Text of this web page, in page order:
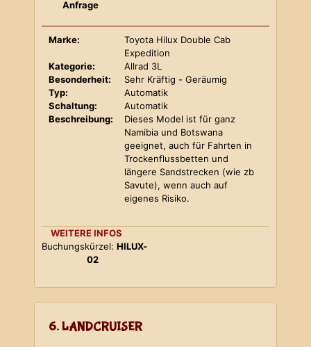
Anfrage
Marke:
Toyota Hilux Double Cab
Expedition
Kategorie:
Allrad 3L
Besonderheit:
Sehr Kräftig - Geräumig
Typ:
Automatik
Schaltung:
Automatik
Beschreibung:
Dieses Model ist für ganz
Namibia und Botswana
geeignet, auch für Fahrten in
Trockenflussbetten und
längere Sandstrecken (wie zb
Savute), wenn auch auf
eigenes Risiko.
WEITERE INFOS
Buchungskürzel: HILUX-
02
6. LANDCRUISER